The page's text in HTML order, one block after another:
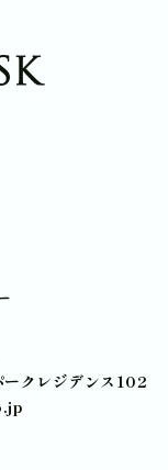
クレジデンス102